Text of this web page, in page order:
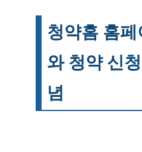
청약홈 홈페
와 청약 신
념